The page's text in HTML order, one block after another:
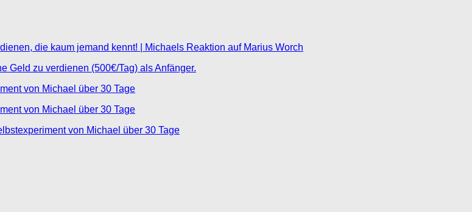
die kaum jemand kennt! | Michaels Reaktion auf Marius Worch
Geld zu verdienen (500€/Tag) als Anfänger.
von Michael über 30 Tage
von Michael über 30 Tage
von Michael über 30 Tage